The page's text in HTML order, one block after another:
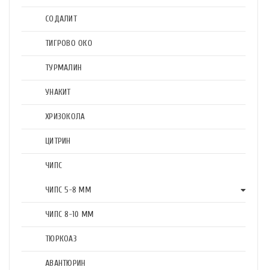
СОДАЛИТ
ТИГРОВО ОКО
ТУРМАЛИН
УНАКИТ
ХРИЗОКОЛА
ЦИТРИН
ЧИПС
ЧИПС 5-8 ММ
ЧИПС 8-10 ММ
ТЮРКОАЗ
АВАНТЮРИН